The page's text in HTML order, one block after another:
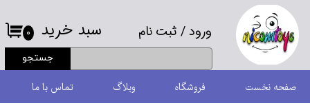
ورود/ ثبت نام
حساب کاربری من
تغییر گذر واژه
سفارشات
جستجو
۰ سبد خرید
صفحه نخست فروشگاه وبلاگ تماس با ما